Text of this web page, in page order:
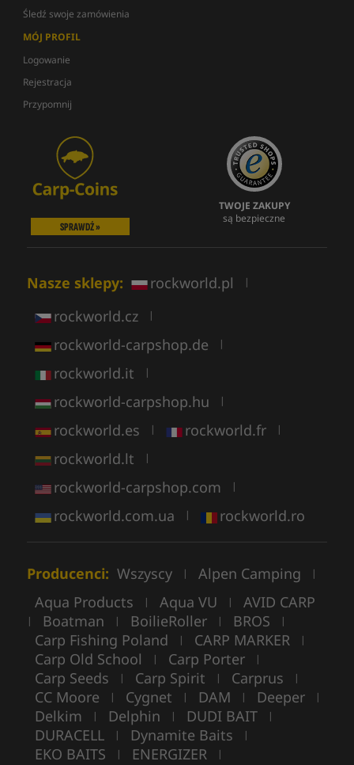
Śledź swoje zamówienia
MÓJ PROFIL
Logowanie
Rejestracja
Przypomnij
SPRAWDŹ »
TWOJE ZAKUPY
są bezpieczne
Nasze sklepy: rockworld.pl |
rockworld.cz |
rockworld-carpshop.de |
rockworld.it |
rockworld-carpshop.hu |
rockworld.es | rockworld.fr |
rockworld.lt |
rockworld-carpshop.com |
rockworld.com.ua | rockworld.ro
Producenci: Wszyscy | Alpen Camping |
Aqua Products | Aqua VU | AVID CARP
| Boatman | BoilieRoller | BROS |
Carp Fishing Poland | CARP MARKER |
Carp Old School | Carp Porter |
Carp Seeds | Carp Spirit | Carprus |
CC Moore | Cygnet | DAM | Deeper |
Delkim | Delphin | DUDI BAIT |
DURACELL | Dynamite Baits |
EKO BAITS | ENERGIZER |